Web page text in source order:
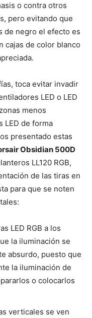
o contra otros
pero evitando que
de negro el efecto es
cajas de color blanco
toca evitar invadir
LED o LED
menos
LED de forma
presentado estas
Obsidian 500D
LL120 RGB,
de las tiras en
para que se noten
LED RGB a los
la iluminación se
absurdo, puesto que
la iluminación de
o colocarlos
verticales se ven